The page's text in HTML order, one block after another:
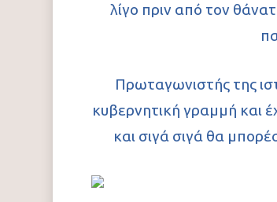
λίγο πριν από τον
Πρωταγωνιστής της
κυβερνητική γραμμή και
και σιγά σιγά θα